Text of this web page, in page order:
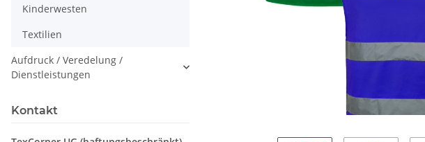
Kinderwesten
Textilien
Aufdruck / Veredelung /
Dienstleistungen
Kontakt